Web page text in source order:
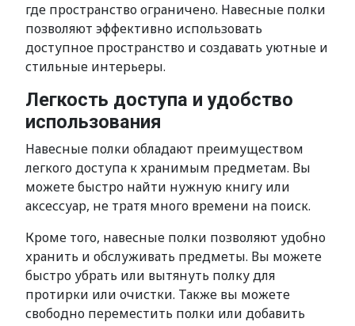
где пространство ограничено. Навесные полки
позволяют эффективно использовать
доступное пространство и создавать уютные и
стильные интерьеры.
Легкость доступа и удобство
использования
Навесные полки обладают преимуществом
легкого доступа к хранимым предметам. Вы
можете быстро найти нужную книгу или
аксессуар, не тратя много времени на поиск.
Кроме того, навесные полки позволяют удобно
хранить и обслуживать предметы. Вы можете
быстро убрать или вытянуть полку для
протирки или очистки. Также вы можете
свободно переместить полки или добавить